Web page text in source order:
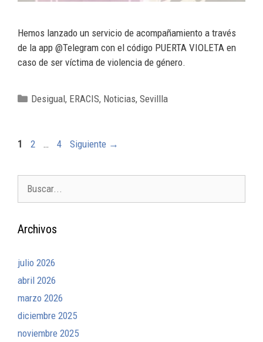
Hemos lanzado un servicio de acompañamiento a través
de la app @Telegram con el código PUERTA VIOLETA en
caso de ser víctima de violencia de género.
Desigual, ERACIS, Noticias,Sevillla
1 2 … 4 Siguiente →
Archivos
julio 2026
abril 2026
marzo 2026
diciembre 2025
noviembre 2025